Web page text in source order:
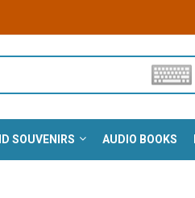
SOUVENIRS AUDIO BOOKS